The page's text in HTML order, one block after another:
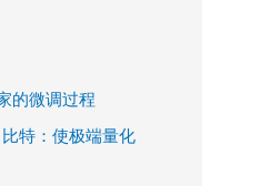
微调过程
特：使极端量化